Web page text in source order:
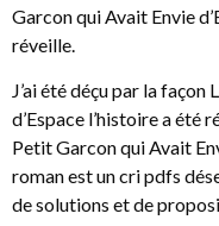
Garcon qui Avait Envie
réveille.
J’ai été déçu par la
d’Espace l’histoire a été
Petit Garcon qui Avait
roman est un cri pdfs
de solutions et de